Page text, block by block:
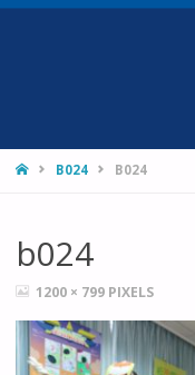
HOMEB024 B024
b024
FULL1200 × 799 PIXELS